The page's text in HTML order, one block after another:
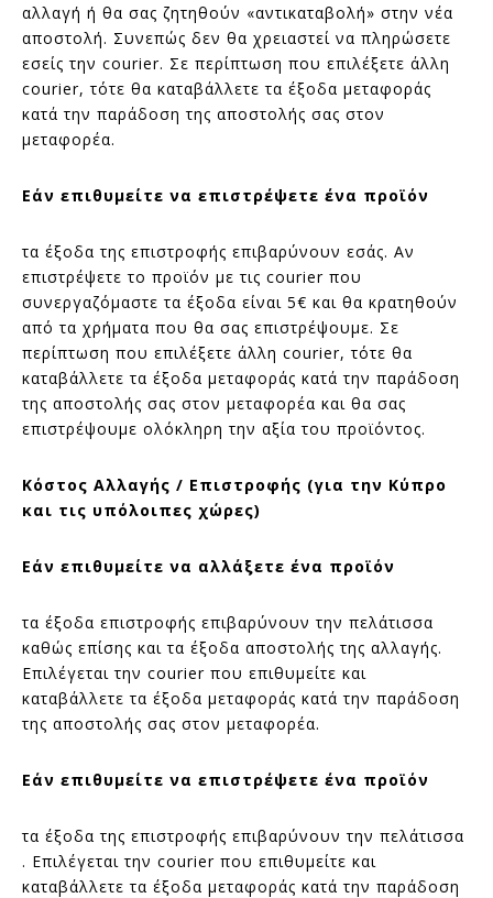
αλλαγή ή θα σας ζητηθούν «αντικαταβολή» στην νέα
αποστολή. Συνεπώς δεν θα χρειαστεί να πληρώσετε
εσείς την courier. Σε περίπτωση που επιλέξετε άλλη
courier, τότε θα καταβάλλετε τα έξοδα μεταφοράς
κατά την παράδοση της αποστολής σας στον
μεταφορέα.
Εάν επιθυμείτε να επιστρέψετε ένα προϊόν
τα έξοδα της επιστροφής επιβαρύνουν εσάς. Αν
επιστρέψετε το προϊόν με τις courier που
συνεργαζόμαστε τα έξοδα είναι 5€ και θα κρατηθούν
από τα χρήματα που θα σας επιστρέψουμε. Σε
περίπτωση που επιλέξετε άλλη courier, τότε θα
καταβάλλετε τα έξοδα μεταφοράς κατά την παράδοση
της αποστολής σας στον μεταφορέα και θα σας
επιστρέψουμε ολόκληρη την αξία του προϊόντος.
Κόστος Αλλαγής / Επιστροφής (για την Κύπρο
και τις υπόλοιπες χώρες)
Εάν επιθυμείτε να αλλάξετε ένα προϊόν
τα έξοδα επιστροφής επιβαρύνουν την πελάτισσα
καθώς επίσης και τα έξοδα αποστολής της αλλαγής.
Επιλέγεται την courier που επιθυμείτε και
καταβάλλετε τα έξοδα μεταφοράς κατά την παράδοση
της αποστολής σας στον μεταφορέα.
Εάν επιθυμείτε να επιστρέψετε ένα προϊόν
τα έξοδα της επιστροφής επιβαρύνουν την πελάτισσα
. Επιλέγεται την courier που επιθυμείτε και
καταβάλλετε τα έξοδα μεταφοράς κατά την παράδοση